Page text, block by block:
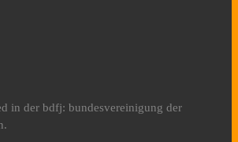
in der bdfj: bundesvereinigung der